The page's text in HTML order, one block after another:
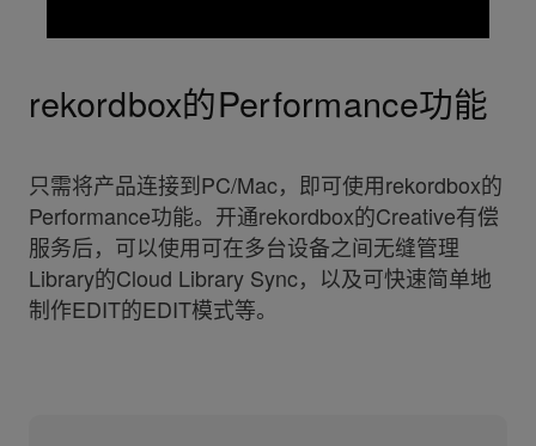
rekordbox的Performance功能
只需将产品连接到PC/Mac，即可使用rekordbox的
Performance功能。开通rekordbox的Creative有偿
服务后，可以使用可在多台设备之间无缝管理
Library的Cloud Library Sync，以及可快速简单地
制作EDIT的EDIT模式等。